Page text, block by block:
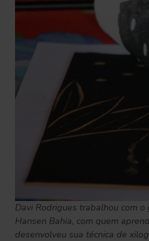
Davi Rodrigues trabalhou com o
Hansen Bahia, com quem
desenvolveu sua técnica de